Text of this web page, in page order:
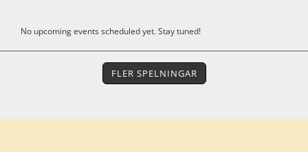
No upcoming events scheduled yet. Stay tuned!
FLER SPELNINGAR